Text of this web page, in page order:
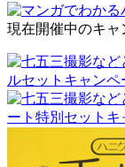
現在開催中のキャ